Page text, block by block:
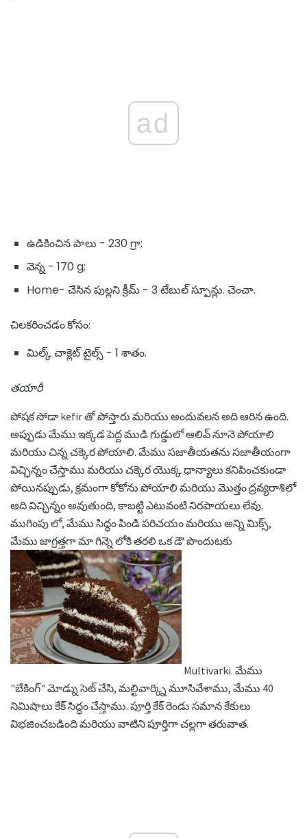
ad
ఉడికించిన పాలు - 230 గ్రా;
వెన్న - 170 g;
Home- చేసిన పుల్లని క్రీమ్ - 3 టేబుల్ స్పూన్లు. చెంచా.
చిలకరించడం కోసం:
మిల్క్ చాక్లెట్ టైల్స్ - 1 శాతం.
తయారీ
పోషక సోడా kefir తో పోస్తారు మరియు అందువలన అది ఆరిన ఉంది.
అప్పుడు మేము ఇక్కడ పెద్ద ముడి గుడ్డులో ఆలివ్ నూనె పోయాలి
మరియు చిన్న చక్కెర పోయాలి. మేము సజాతీయతను సజాతీయంగా
విచ్ఛిన్నం చేస్తాము మరియు చక్కెర యొక్క ధాన్యాలు కనిపించకుండా
పోయినప్పుడు, క్రమంగా కోకోను పోయాలి మరియు మొత్తం ద్రవ్యరాశిలో
అది విచ్ఛిన్నం అవుతుంది, కాబట్టి ఎటువంటి నిరపాయలు లేవు.
ముగింపు లో, మేము సిద్ధం పిండి పరిచయం మరియు అన్ని మిక్స్,
మేము జాగ్రత్తగా మా గిన్నె లోకి తరలి ఒక డౌ పొందుటకు
Multivarki. మేము
"బేకింగ్" మోడ్ను సెట్ చేసి, మల్టివార్క్ని మూసివేశాము, మేము 40
నిమిషాలు కేక్ సిద్ధం చేస్తాము. పూర్తి కేక్ రెండు సమాన కేకులు
విభజించబడింది మరియు వాటిని పూర్తిగా చల్లగా తరువాత.